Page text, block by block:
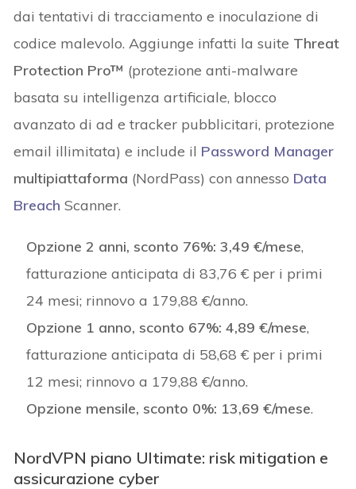
dai tentativi di tracciamento e inoculazione di
codice malevolo. Aggiunge infatti la suite Threat
Protection Pro™ (protezione anti-malware
basata su intelligenza artificiale, blocco
avanzato di ad e tracker pubblicitari, protezione
email illimitata) e include il Password Manager
multipiattaforma (NordPass) con annesso Data
Breach Scanner.
Opzione 2 anni, sconto 76%: 3,49 €/mese,
fatturazione anticipata di 83,76 € per i primi
24 mesi; rinnovo a 179,88 €/anno.
Opzione 1 anno, sconto 67%: 4,89 €/mese,
fatturazione anticipata di 58,68 € per i primi
12 mesi; rinnovo a 179,88 €/anno.
Opzione mensile, sconto 0%: 13,69 €/mese.
NordVPN piano Ultimate: risk mitigation e
assicurazione cyber